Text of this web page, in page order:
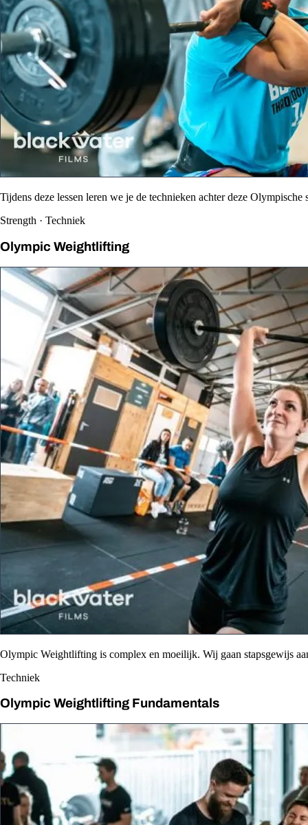
Tijdens deze lessen leren we je de technieken achter deze Olympische
Strength · Techniek
Olympic Weightlifting
Olympic Weightlifting is complex en moeilijk. Wij gaan stapsgewijs
Techniek
Olympic Weightlifting Fundamentals